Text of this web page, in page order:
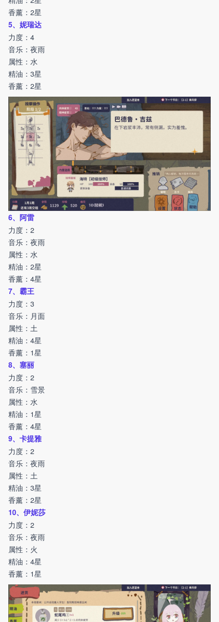
香薰：2星
5、妮瑞达
力度：4
音乐：夜雨
属性：水
精油：3星
香薰：2星
6、阿雷
力度：2
音乐：夜雨
属性：水
精油：2星
香薰：4星
7、霸王
力度：3
音乐：月面
属性：土
精油：4星
香薰：1星
8、塞丽
力度：2
音乐：雪景
属性：水
精油：1星
香薰：4星
9、卡提雅
力度：2
音乐：夜雨
属性：土
精油：3星
香薰：2星
10、伊妮莎
力度：2
音乐：夜雨
属性：火
精油：4星
香薰：1星